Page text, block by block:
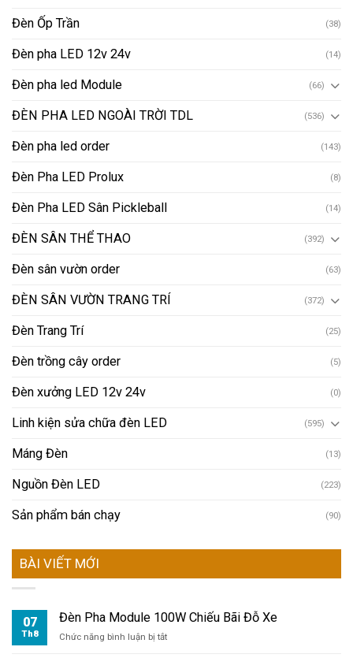
Đèn Ốp Trần (38)
Đèn pha LED 12v 24v (14)
Đèn pha led Module (66)
ĐÈN PHA LED NGOÀI TRỜI TDL (536)
Đèn pha led order (143)
Đèn Pha LED Prolux (8)
Đèn Pha LED Sân Pickleball (14)
ĐÈN SÂN THỂ THAO (392)
Đèn sân vườn order (63)
ĐÈN SÂN VƯỜN TRANG TRÍ (372)
Đèn Trang Trí (25)
Đèn trồng cây order (5)
Đèn xưởng LED 12v 24v (0)
Linh kiện sửa chữa đèn LED (595)
Máng Đèn (13)
Nguồn Đèn LED (223)
Sản phẩm bán chạy (90)
BÀI VIẾT MỚI
07
Th8
Đèn Pha Module 100W Chiếu Bãi Đỗ Xe
Chức năng bình luận bị tắtở